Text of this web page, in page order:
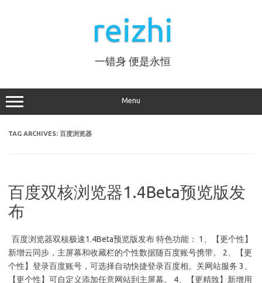
reizhi
一错身 便是永恒
Menu
TAG ARCHIVES: 百度浏览器
百度双核浏览器1.4Beta预览版发
布
百度浏览器双核极速1.4Beta预览版发布 特色功能： 1、【更个性】
新增云同步，主屏幕和收藏栏的个性数据随百度账号携带。 2、【更
个性】登录百度账号，可选择自动快捷登录百度相。关网站服务 3、
【更个性】可自定义添加任意网站到主屏幕。 4、【更精致】新增用